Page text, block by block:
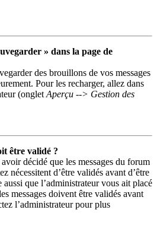
» dans la page de
des brouillons de vos messages
Pour les recharger, allez dans
(onglet Aperçu --> Gestion des
être validé ?
décidé que les messages du forum
nécessitent d’être validés avant d’être
que l’administrateur vous ait placé
messages doivent être validés avant
l’administrateur pour plus